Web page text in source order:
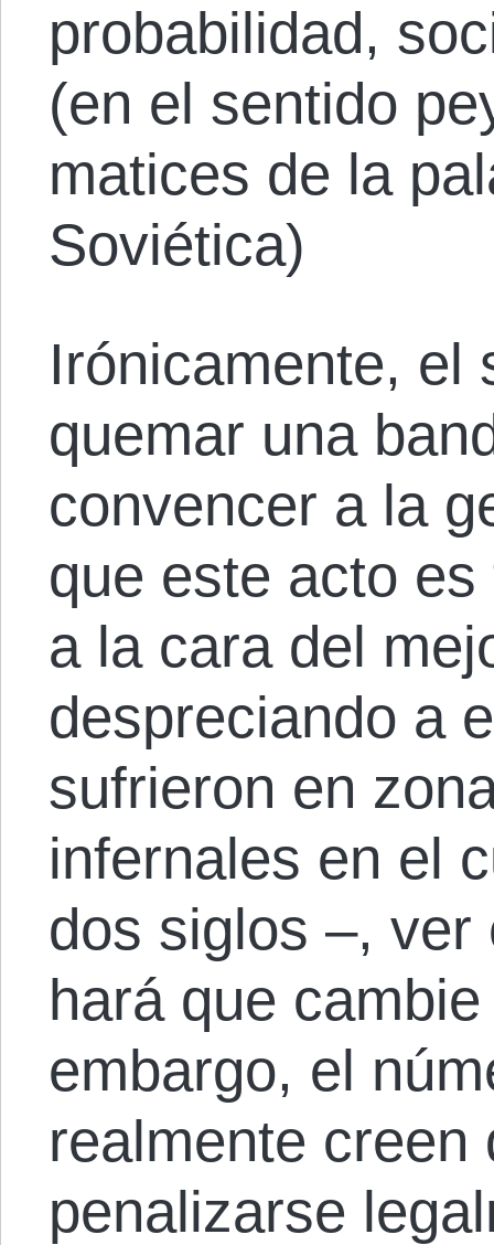
probabilidad,
(en el sentido
matices de la
Soviética)
Irónicamente, el
quemar una
convencer a la
que este acto
a la cara del
despreciando a
sufrieron en
infernales en el
dos siglos –,
hará que
embargo, el
realmente creen
penalizarse